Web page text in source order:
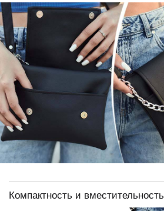
Компактность и вместительность